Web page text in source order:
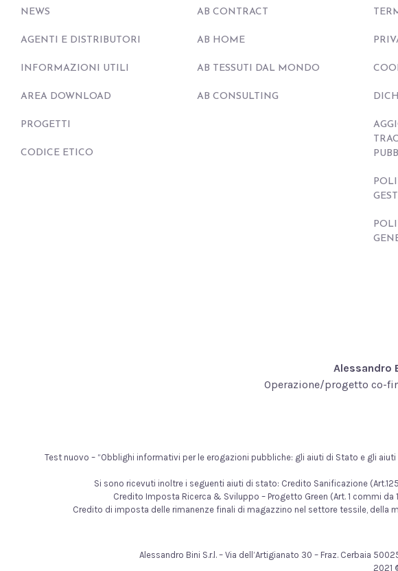
NEWS
AGENTI E DISTRIBUTORI
INFORMAZIONI UTILI
AREA DOWNLOAD
PROGETTI
CODICE ETICO
AB CONTRACT
AB HOME
AB TESSUTI DAL MONDO
AB CONSULTING
Alessandro
Operazione/progetto co-
Test nuovo – “Obblighi informativi per le erogazioni pubbliche: gli aiuti di Stato e gli
Si sono ricevuti inoltre i seguenti aiuti di stato: Credito Sanificazione
Credito Imposta Ricerca & Sviluppo – Progetto Green (Art. 1 commi
Credito di imposta delle rimanenze finali di magazzino nel settore tessile, della
Alessandro Bini S.r.l. – Via dell’Artigianato 30 – Fraz. Cerbaia
2021